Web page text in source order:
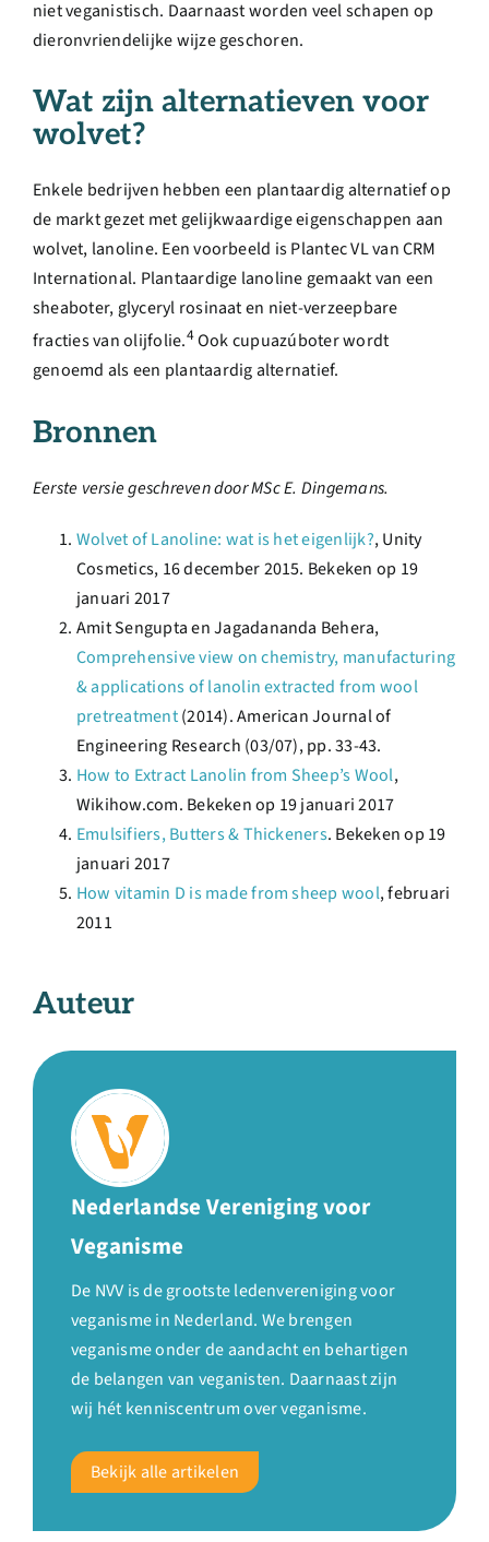
niet veganistisch. Daarnaast worden veel schapen op
dieronvriendelijke wijze geschoren.
Wat zijn alternatieven voor
wolvet?
Enkele bedrijven hebben een plantaardig alternatief op
de markt gezet met gelijkwaardige eigenschappen aan
wolvet, lanoline. Een voorbeeld is Plantec VL van CRM
International. Plantaardige lanoline gemaakt van een
sheaboter, glyceryl rosinaat en niet-verzeepbare
fracties van olijfolie.4Ook cupuazúboter wordt
genoemd als een plantaardig alternatief.
Bronnen
Eerste versie geschreven door MSc E. Dingemans.
Wolvet of Lanoline: wat is het eigenlijk?, Unity
Cosmetics, 16 december 2015. Bekeken op 19
januari 2017
Amit Sengupta en Jagadananda Behera,
Comprehensive view on chemistry, manufacturing
& applications of lanolin extracted from wool
pretreatment(2014). American Journal of
Engineering Research (03/07), pp. 33-43.
How to Extract Lanolin from Sheep’s Wool,
Wikihow.com. Bekeken op 19 januari 2017
Emulsifiers, Butters & Thickeners. Bekeken op 19
januari 2017
How vitamin D is made from sheep wool, februari
2011
Auteur
Nederlandse Vereniging voor
Veganisme
De NVV is de grootste ledenvereniging voor
veganisme in Nederland. We brengen
veganisme onder de aandacht en behartigen
de belangen van veganisten. Daarnaast zijn
wij hét kenniscentrum over veganisme.
Bekijk alle artikelen